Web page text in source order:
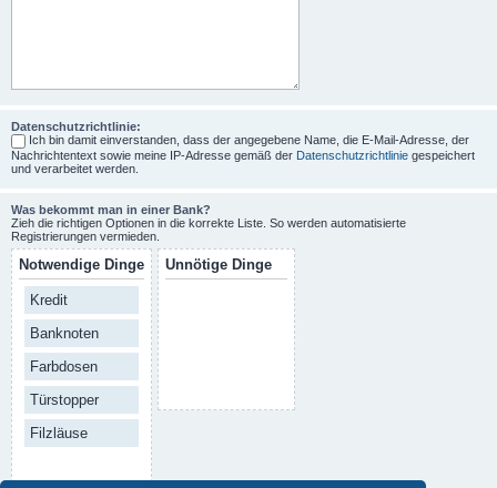
Datenschutzrichtlinie:
Ich bin damit einverstanden, dass der angegebene Name, die E-Mail-Adresse, der
Nachrichtentext sowie meine IP-Adresse gemäß der Datenschutzrichtlinie gespeichert
und verarbeitet werden.
Was bekommt man in einer Bank?
Zieh die richtigen Optionen in die korrekte Liste. So werden automatisierte
Registrierungen vermieden.
Notwendige Dinge
Kredit
Banknoten
Farbdosen
Türstopper
Filzläuse
Unnötige Dinge